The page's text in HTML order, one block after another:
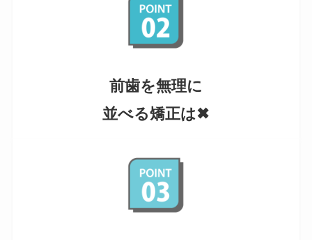
前歯を無理に
並べる矯正は✖